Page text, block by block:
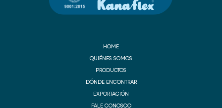
HOME
QUIÉNES SOMOS
PRODUCTOS
DÓNDE ENCONTRAR
EXPORTACIÓN
FALE CONOSCO